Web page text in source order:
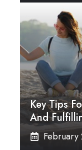
Key Tips
And